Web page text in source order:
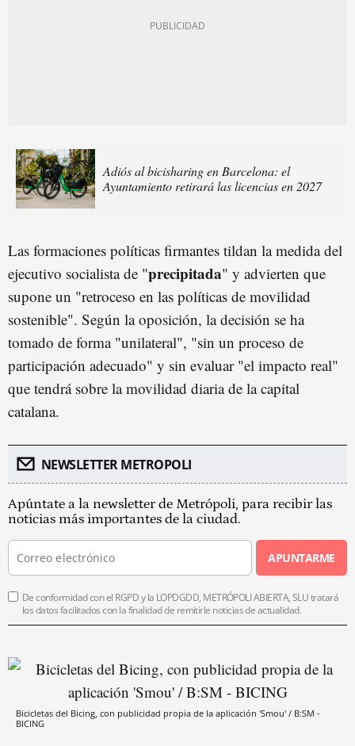
Adiós al bicisharing en Barcelona: el
Ayuntamiento retirará las licencias en 2027
Las formaciones políticas firmantes tildan la medida del
ejecutivo socialista de "precipitada" y advierten que
supone un "retroceso en las políticas de movilidad
sostenible". Según la oposición, la decisión se ha
tomado de forma "unilateral", "sin un proceso de
participación adecuado" y sin evaluar "el impacto real"
que tendrá sobre la movilidad diaria de la capital
catalana.
NEWSLETTER METROPOLI
Apúntate a la newsletter de Metrópoli, para recibir las
noticias más importantes de la ciudad.
APUNTARME
De conformidad con el RGPD y la LOPDGDD, METRÓPOLI ABIERTA, SLU tratará
los datos facilitados con la finalidad de remitirle noticias de actualidad.
Bicicletas del Bicing, con publicidad propia de la aplicación 'Smou' / B:SM -
BICING